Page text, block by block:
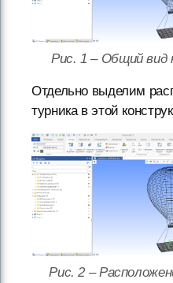
Рис. 1 – Общий вид
Отдельно выделим
турника в этой
Рис. 2 –